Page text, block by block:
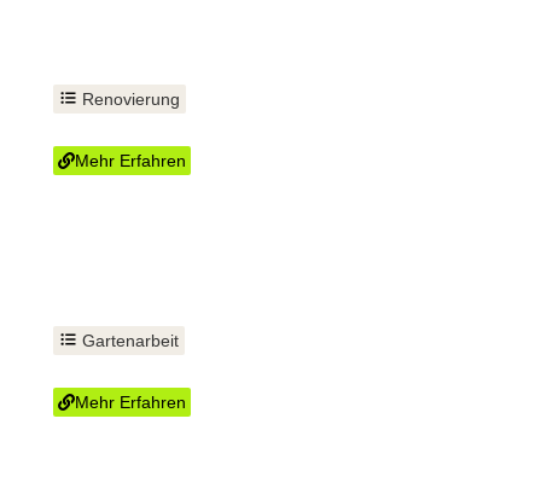
Renovierung
Mehr Erfahren
Gartenarbeit
Mehr Erfahren